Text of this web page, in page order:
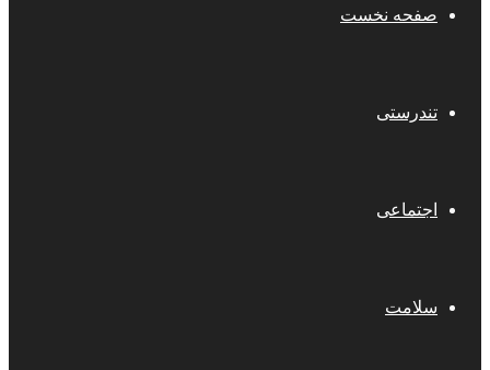
صفحه نخست
تندرستی
اجتماعی
سلامت